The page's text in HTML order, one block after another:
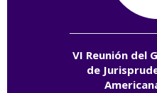
VI Reunión del
de